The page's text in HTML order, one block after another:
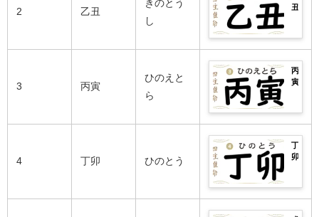
は？
性
格
性
の
良
い
日
2 乙丑
きのとう
し
丑
年
勢
は？
性
格
性
の
良
3 丙寅
ひのえと
ら
丙
寅
年
勢
は？
4 丁卯 ひのとう
丁
卯
年